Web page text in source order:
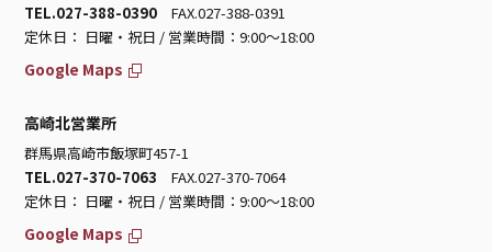
TEL.027-388-0390 FAX.027-388-0391
定休日： 日曜・祝日 / 営業時間：9:00～18:00
Google Maps
高崎北営業所
群馬県高崎市飯塚町457-1
TEL.027-370-7063 FAX.027-370-7064
定休日： 日曜・祝日 / 営業時間：9:00～18:00
Google Maps